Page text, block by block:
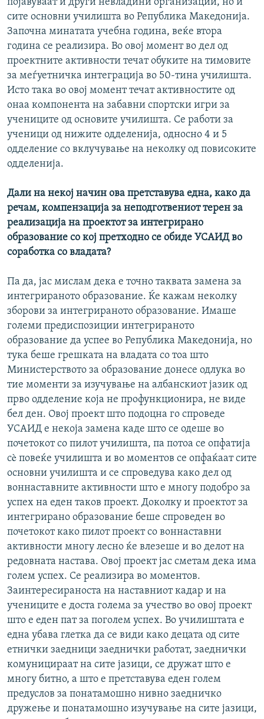
појавуваат и други невладини организации, но и
сите основни училишта во Република Македонија.
Започна минатата учебна година, веќе втора
година се реализира. Во овој момент во дел од
проектните активности течат обуките на тимовите
за меѓуетничка интеграција во 50-тина училишта.
Исто така во овој момент течат активностите од
онаа компонента на забавни спортски игри за
учениците од основите училишта. Се работи за
ученици од нижите одделенија, односно 4 и 5
одделение со вклучување на неколку од повисоките
одделенија.
Дали на некој начин ова претставува една, како да
речам, компензација за неподготвениот терен за
реализација на проектот за интегрирано
образование со кој претходно се обиде УСАИД во
соработка со владата?
Па да, јас мислам дека е точно таквата замена за
интегрираното образование. Ќе кажам неколку
зборови за интегрираното образование. Имаше
големи предиспозиции интегрираното
образование да успее во Република Македонија, но
тука беше грешката на владата со тоа што
Министерството за образование донесе одлука во
тие моменти за изучување на албанскиот јазик од
прво одделение која не профункционира, не виде
бел ден. Овој проект што подоцна го спроведе
УСАИД е некоја замена каде што се одеше во
почетокот со пилот училишта, па потоа се опфатија
сè повеќе училишта и во моментов се опфаќаат сите
основни училишта и се спроведува како дел од
воннаставните активности што е многу подобро за
успех на еден таков проект. Доколку и проектот за
интегрирано образование беше спроведен во
почетокот како пилот проект со воннаставни
активности многу лесно ќе влезеше и во делот на
редовната настава. Овој проект јас сметам дека има
голем успех. Се реализира во моментов.
Заинтересираноста на наставниот кадар и на
учениците е доста голема за учество во овој проект
што е еден пат за поголем успех. Во училиштата е
една убава глетка да се види како децата од сите
етнички заедници заеднички работат, заеднички
комуницираат на сите јазици, се дружат што е
многу битно, а што е претставува еден голем
предуслов за понатамошно нивно заедничко
дружење и понатамошно изучување на сите јазици,